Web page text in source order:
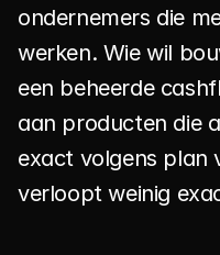
ondernemers die
werken. Wie wil
een beheerde
aan producten die
exact volgens plan
verloopt weinig